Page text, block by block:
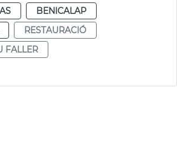
BENICALAP
RESTAURACIÓ
FALLER